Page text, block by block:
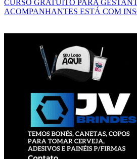
CURSO GRATUITO PARA
ACOMPANHANTES ESTÁ COM